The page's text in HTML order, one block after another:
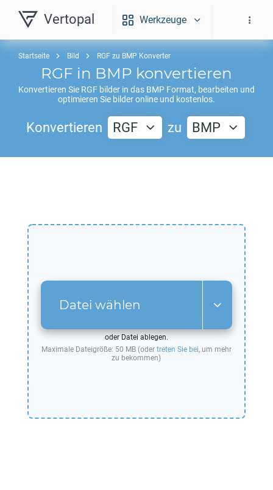
Vertopal Werkzeuge
Startseite Bild RGF zu BMP Konverter
RGF in BMP konvertieren
Konvertieren Sie RGF bilder in das BMP Format, bearbeiten und
optimieren Sie bilder online und kostenlos.
Konvertieren RGF zu BMP
Datei wählen
oder Datei ablegen.
Maximale Dateigröße: 50 MB (oder treten Sie bei, um mehr
zu bekommen)